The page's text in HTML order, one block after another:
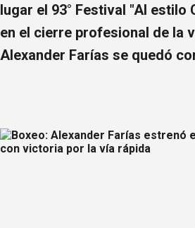
lugar el 93° Festival "Al estilo
en el cierre profesional de la
Alexander Farías se quedó